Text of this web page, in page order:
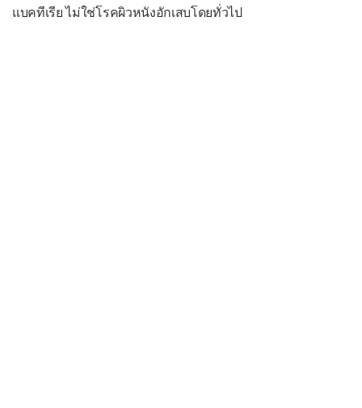
โรคหัดเยอรมัน
แบคทีเรีย ไม่ใช่โรคผิวหนังอักเสบโดยทั่วไป